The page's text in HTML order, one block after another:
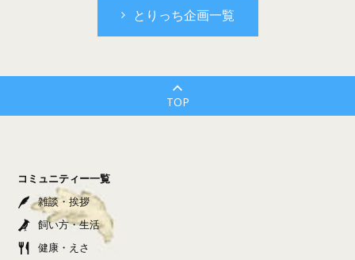
とりっち企画一覧
TOP
コミュニティー一覧
雑談・挨拶
飼い方・生活
健康・えさ